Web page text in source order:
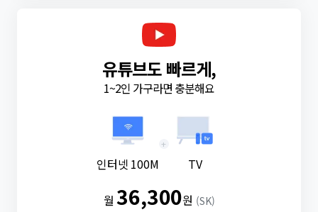
유튜브도 빠르게,
1~2인 가구라면 충분해요
인터넷 100M
+
TV
월36,300원 (SK)